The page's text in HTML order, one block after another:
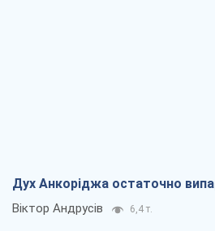
Дух Анкоріджа остаточно
Віктор Андрусів 6,4 т.